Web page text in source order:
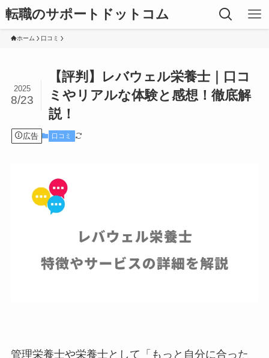
転職のサポートドットコム
ホーム 口コミ
【評判】レバウェル栄養士｜口コ
ミやリアルな体験と感想！徹底解
説！
2025
8/23
広告 口コミ
管理栄養士や栄養士として「もっと自分に合った